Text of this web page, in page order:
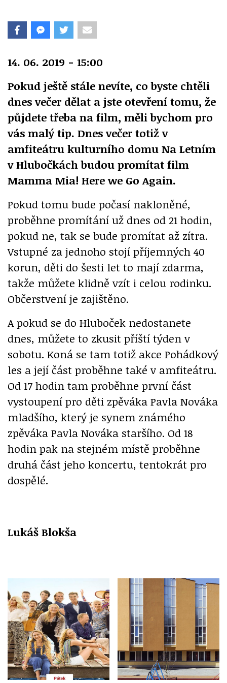
14. 06. 2019 - 15:00
Pokud ještě stále nevíte, co byste chtěli
dnes večer dělat a jste otevření tomu, že
půjdete třeba na film, měli bychom pro
vás malý tip. Dnes večer totiž v
amfiteátru kulturního domu Na Letním
v Hlubočkách budou promítat film
Mamma Mia! Here we Go Again.
Pokud tomu bude počasí nakloněné,
proběhne promítání už dnes od 21 hodin,
pokud ne, tak se bude promítat až zítra.
Vstupné za jednoho stojí příjemných 40
korun, děti do šesti let to mají zdarma,
takže můžete klidně vzít i celou rodinku.
Občerstvení je zajištěno.
A pokud se do Hluboček nedostanete
dnes, můžete to zkusit příští týden v
sobotu. Koná se tam totiž akce Pohádkový
les a její část proběhne také v amfiteátru.
Od 17 hodin tam proběhne první část
vystoupení pro děti zpěváka Pavla Nováka
mladšího, který je synem známého
zpěváka Pavla Nováka staršího. Od 18
hodin pak na stejném místě proběhne
druhá část jeho koncertu, tentokrát pro
dospělé.
Lukáš Blokša